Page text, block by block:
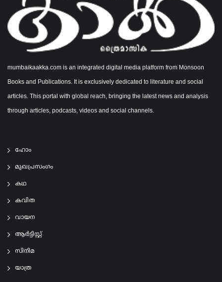
mumbaikaakka.com is an integrated digital media platform from Monsoon
Books and Publications. It is exclusively dedicated to literature and social
articles. This portal with global reach, bringing the latest news and analysis
through articles, podcasts, videos and social channels.
ഹോം
മുഖപ്രസംഗം
കഥ
കവിത
വായന
ആര്‍ട്ടിസ്റ്റ്
സിനിമ
യാത്ര